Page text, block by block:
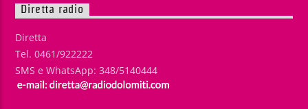
Diretta radio
Diretta
Tel. 0461/922222
SMS e WhatsApp: 348/5140444